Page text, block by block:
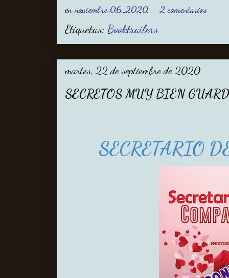
ennoviembre 06, 2020 2 comentarios:
Etiquetas: Booktrailers
martes, 22 de septiembre de 2020
SECRETOS MUY BIEN
SECRETARIO